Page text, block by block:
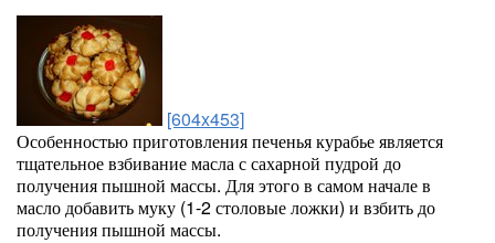
[604x453]
Особенностью приготовления печенья курабье является
тщательное взбивание масла с сахарной пудрой до
получения пышной массы. Для этого в самом начале в
масло добавить муку (1-2 столовые ложки) и взбить до
получения пышной массы.